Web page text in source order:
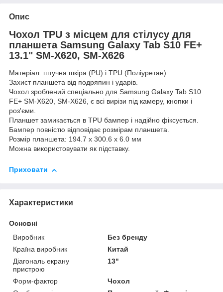
Опис
Чохол TPU з місцем для стілусу для
планшета Samsung Galaxy Tab S10 FE+
13.1" SM-X620, SM-X626
Матеріал: штучна шкіра (PU) і TPU (Поліуретан)
Захист планшета від подряпин і ударів.
Чохол зроблений спеціально для Samsung Galaxy Tab S10
FE+ SM-X620, SM-X626, є всі вирізи під камеру, кнопки і
роз'єми.
Планшет замикається в TPU бампер і надійно фіксується.
Бампер повністю відповідає розмірам планшета.
Розмір планшета: 194.7 x 300.6 x 6.0 мм
Можна використовувати як підставку.
Приховати
Характеристики
Основні
Виробник
Без бренду
Країна виробник
Китай
Діагональ екрану
пристрою
13"
Форм-фактор
Чохол